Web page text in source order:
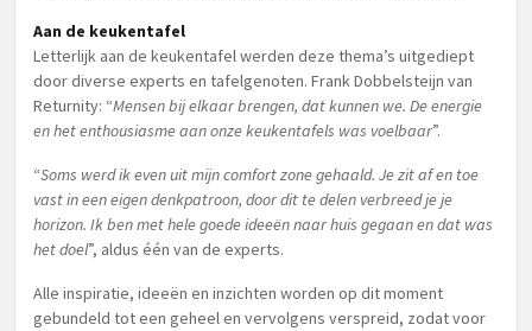
Aan de keukentafel
Letterlijk aan de keukentafel werden deze thema’s uitgediept
door diverse experts en tafelgenoten. Frank Dobbelsteijn van
Returnity: “Mensen bij elkaar brengen, dat kunnen we. De energie
en het enthousiasme aan onze keukentafels was voelbaar”.
“Soms werd ik even uit mijn comfort zone gehaald. Je zit af en toe
vast in een eigen denkpatroon, door dit te delen verbreed je je
horizon. Ik ben met hele goede ideeën naar huis gegaan en dat was
het doel”, aldus één van de experts.
Alle inspiratie, ideeën en inzichten worden op dit moment
gebundeld tot een geheel en vervolgens verspreid, zodat voor